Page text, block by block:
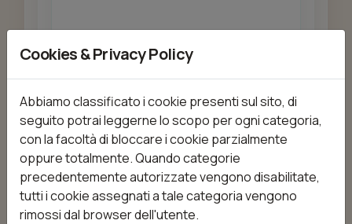
Beauty - Trattamento
specifico viso
da 60,00 € 60min
Cookies & Privacy Policy
Abbiamo classificato i cookie presenti sul sito, di
seguito potrai leggerne lo scopo per ogni categoria,
con la facoltà di bloccare i cookie parzialmente
oppure totalmente. Quando categorie
precedentemente autorizzate vengono disabilitate,
tutti i cookie assegnati a tale categoria vengono
rimossi dal browser dell'utente.